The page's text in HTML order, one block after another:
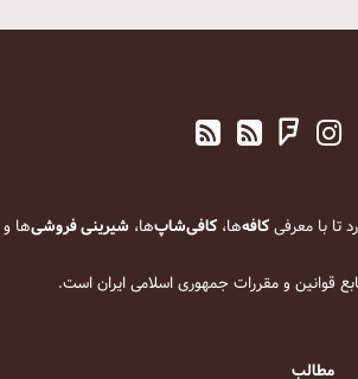
کافه‌ها، کافی‌شاپ‌ها، شیرینی فروشی‌ها و
قوانین و مقررات جمهوری اسلامی ایران است.
مطالب